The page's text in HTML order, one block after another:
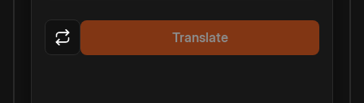
Translate